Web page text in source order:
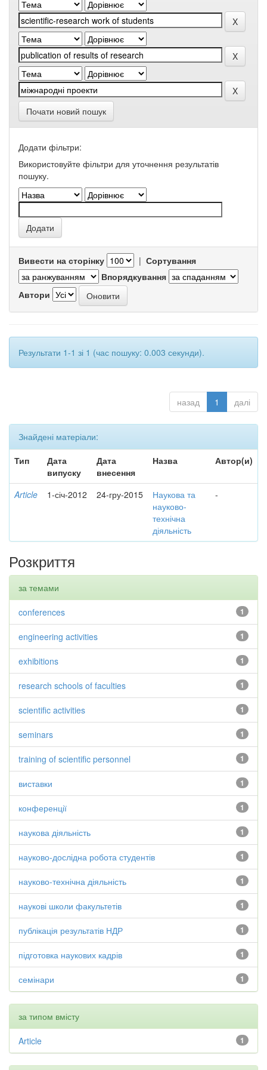
Почати новий пошук
Додати фільтри:
Використовуйте фільтри для уточнення результатів
пошуку.
Вивести на сторінку | Сортування
Впорядкування
Автори
Результати 1-1 зі 1 (час пошуку: 0.003 секунди).
назад 1 далі
Знайдені матеріали:
Тип
Дата
випуску
Дата
внесення
Назва Автор(и)
Article 1-січ-2012 24-гру-2015
Наукова та
науково-
технічна
діяльність
-
Розкриття
за темами
1
conferences
1
engineering activities
1
exhibitions
1
research schools of faculties
1
scientific activities
1
seminars
1
training of scientific personnel
1
виставки
1
конференції
1
наукова діяльність
1
науково-дослідна робота студентів
1
науково-технічна діяльність
1
наукові школи факультетів
1
публікація результатів НДР
1
підготовка наукових кадрів
1
семінари
за типом вмісту
1
Article